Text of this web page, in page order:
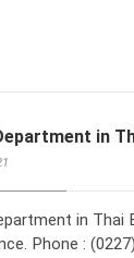
in
in Thai
Phone :